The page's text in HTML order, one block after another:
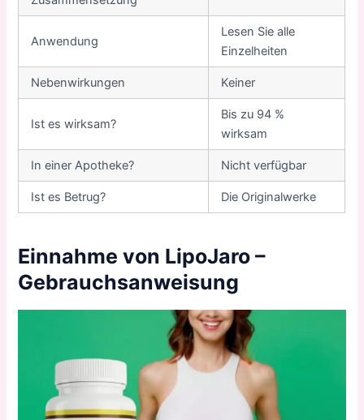
Anwendung
Lesen Sie alle
Einzelheiten
Nebenwirkungen Keiner
Ist es wirksam?
Bis zu 94 %
wirksam
In einer Apotheke? Nicht verfügbar
Ist es Betrug? Die Originalwerke
Einnahme von LipoJaro –
Gebrauchsanweisung